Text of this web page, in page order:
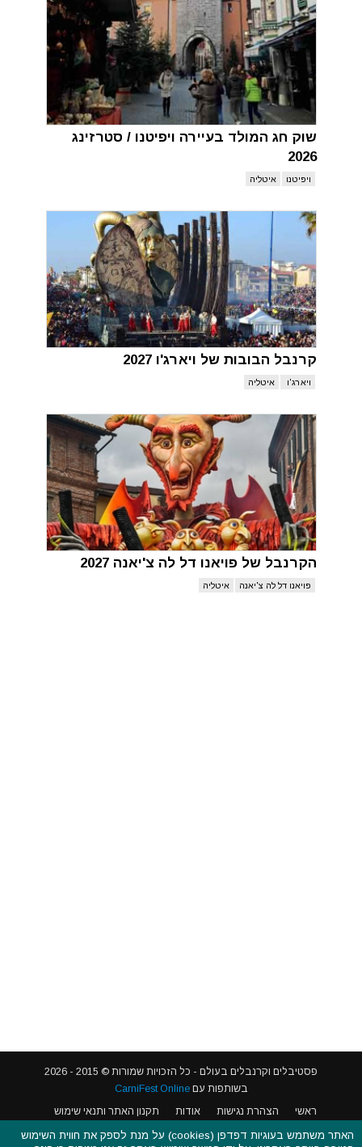
שוק חג המולד בעיירה ויפיטנו / סטרזינג
2026
ויפיטנו איטליה
קרנבל הבובות של ויארג'ו 2027
ויארג'ו איטליה
הקרנבל של פויאנו דל לה צ'יאנה 2027
פויאנו דל לה צ'יאנה איטליה
פסטיבלים וקרנבלים בעולם - כל הזכויות שמורות © 2015 - 2026
בשותפות עםCarniFest Online
ראשי
הצהרת נגישות אודות תקנון האתר ותנאי שימוש
מדיניות הפרטיות מדיניות עוגיות (קוקיס) כתבו לנו
הטובה ביותר באתרינו, על ידי המשך שימוש באתר זה אנו מניחים כי הינך
מאשר את המשך השימוש בעוגיות אלו,לחץ כאןכדי לקרוא את מדיניות עוגיות